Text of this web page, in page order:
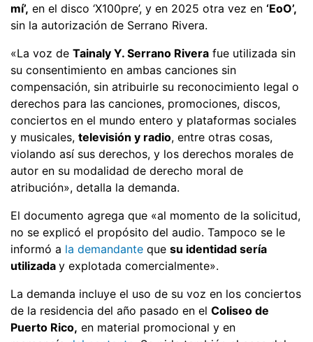
mí’, en el disco ‘X100pre’, y en 2025 otra vez en ‘EoO’,
sin la autorización de Serrano Rivera.
«La voz de Tainaly Y. Serrano Rivera fue utilizada sin
su consentimiento en ambas canciones sin
compensación, sin atribuirle su reconocimiento legal o
derechos para las canciones, promociones, discos,
conciertos en el mundo entero y plataformas sociales
y musicales, televisión y radio, entre otras cosas,
violando así sus derechos, y los derechos morales de
autor en su modalidad de derecho moral de
atribución», detalla la demanda.
El documento agrega que «al momento de la solicitud,
no se explicó el propósito del audio. Tampoco se le
informó a la demandante que su identidad sería
utilizada y explotada comercialmente».
La demanda incluye el uso de su voz en los conciertos
de la residencia del año pasado en el Coliseo de
Puerto Rico, en material promocional y en